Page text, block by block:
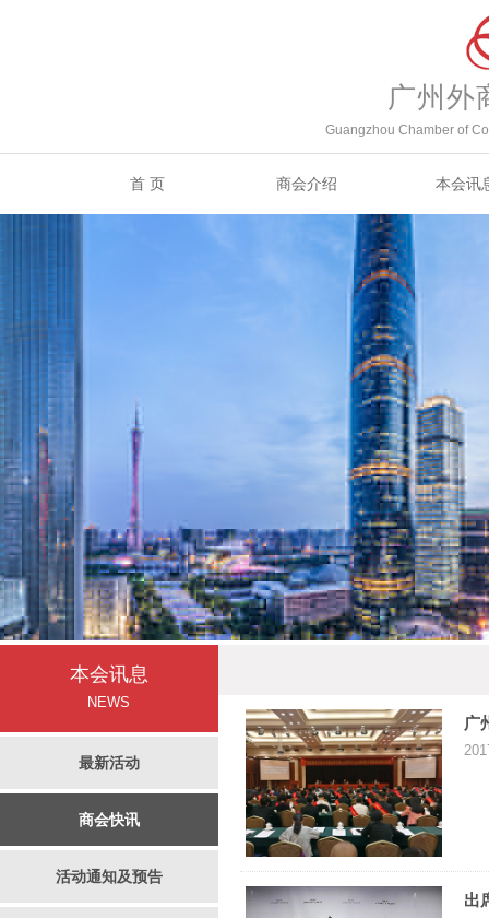
广州外
Guangzhou Chamber of
首 页 商会介绍 本会讯
本会讯息
NEWS
最新活动
商会快讯
活动通知及预告
广
出